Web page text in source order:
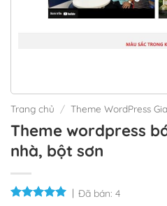
Trang chủ / Theme WordPress
Theme wordpress
nhà, bột sơn
Đã bán: 4